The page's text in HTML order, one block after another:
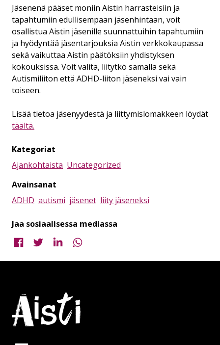
Jäsenenä pääset moniin Aistin harrasteisiin ja
tapahtumiin edullisempaan jäsenhintaan, voit
osallistua Aistin jäsenille suunnattuihin tapahtumiin
ja hyödyntää jäsentarjouksia Aistin verkkokaupassa
sekä vaikuttaa Aistin päätöksiin yhdistyksen
kokouksissa. Voit valita, liitytkö samalla sekä
Autismiliiton että ADHD-liiton jäseneksi vai vain
toiseen.
Lisää tietoa jäsenyydestä ja liittymislomakkeen löydät
täältä.
Kategoriat
Ajankohtaista Uncategorized
Avainsanat
ADHD autismi jäsenet liity jäseneksi
Jaa sosiaalisessa mediassa
Jaa Facebookissa
Jaa TwitterissäJaa LinkedInissä